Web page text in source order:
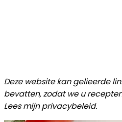
Deze website kan gelieerde
bevatten, zodat we u
Lees mijn privacybeleid.